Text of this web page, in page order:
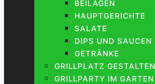
BEILAGEN
HAUPTGERICHTE
SALATE
DIPS UND SAUCEN
GETRÄNKE
GRILLPLATZ GESTALTEN
GRILLPARTY IM GARTEN